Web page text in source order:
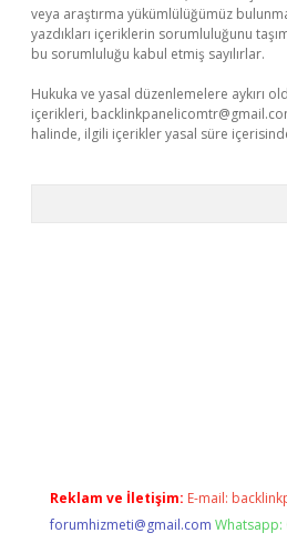
veya araştırma yükümlülüğümüz
yazdıkları içeriklerin sorumluluğunu
bu sorumluluğu kabul etmiş sayılırlar.
Hukuka ve yasal düzenlemelere aykırı
içerikleri,
halinde, ilgili içerikler yasal süre
Reklam ve İletişim: E-mail:
forumhizmeti@gmail.com Whatsapp: